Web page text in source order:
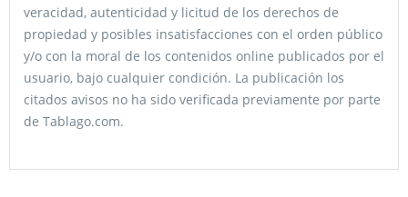
veracidad, autenticidad y licitud de los derechos de
propiedad y posibles insatisfacciones con el orden público
y/o con la moral de los contenidos online publicados por el
usuario, bajo cualquier condición. La publicación los
citados avisos no ha sido verificada previamente por parte
de Tablago.com.